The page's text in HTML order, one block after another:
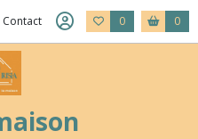
Contact 0 0